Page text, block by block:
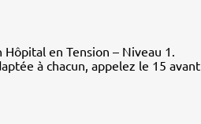
en Tension – Niveau 1.
à chacun, appelez le 15 avant